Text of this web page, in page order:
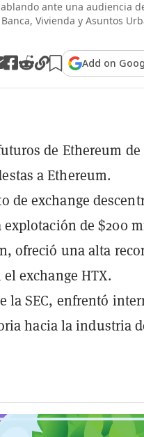
ante una audiencia
Vivienda y Asuntos
Add on
de Ethereum
a Ethereum.
de exchange
de $200
ofreció una alta
exchange HTX.
la SEC, enfrentó
hacia la industria